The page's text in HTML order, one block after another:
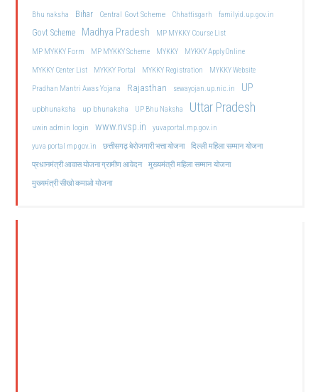
Bhu naksha Bihar Central Govt Scheme Chhattisgarh familyid.up.gov.in
Govt Scheme Madhya Pradesh
MP MYKKY Course List
MP MYKKY Form
MP MYKKY Scheme MYKKY
MYKKY Apply Online
MYKKY Center List
MYKKY Portal MYKKY Registration
MYKKY Website
Pradhan Mantri Awas Yojana
Rajasthan sewayojan.up.nic.in UP
upbhunaksha up bhunaksha UP Bhu Naksha Uttar Pradesh
uwin admin login www.nvsp.in
yuvaportal.mp.gov.in
yuva portal mp gov.in
छत्तीसगढ़ बेरोजगारी भत्ता योजना दिल्ली महिला सम्मान योजना
प्रधानमंत्री आवास योजना ग्रामीण आवेदन मुख्यमंत्री महिला सम्मान योजना
मुख्यमंत्री सीखो कमाओ योजना